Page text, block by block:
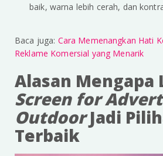
baik, warna lebih cerah, dan
Baca juga: Cara Memenangkan Hati
Reklame Komersial yang Menarik
Alasan Mengapa
Screen for
OutdoorJadi
Terbaik